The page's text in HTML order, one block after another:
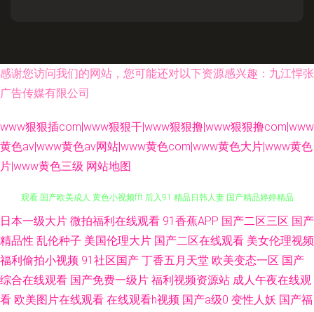
感谢您访问我们的网站，您可能还对以下资源感兴趣：九江悍张
广告传媒有限公司
www狠狠插com|www狠狠干|www狠狠撸|www狠狠撸com|www
黄色av|www黄色av网站|www黄色com|www黄色大片|www黄色
片|www黄色三级 网站地图
日韩黄片 99精品小视频 欧美毛片基地 青青久久91 美日综合网 黄页永久免费
观看 国产欧美成人 黄色小视频fft 后入91 精品日韩人妻 国产精品婷婷精品
日本一级大片 微拍福利在线观看 91香蕉APP 国产二区三区 国产
精品性 乱伦种子 美国伦理大片 国产二区在线观看 美女伦理视频
福利偷拍小视频 91社区国产 丁香五月天堂 欧美变态一区 国产
综合在线观看 国产免费一级片 福利视频资源站 成人午夜在线观
看 欧美图片在线观看 在线观看h视频 国产a级0 变性人妖 国产福